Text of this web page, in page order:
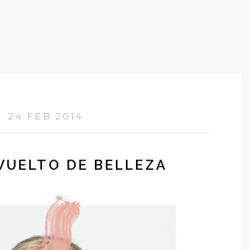
24 FEB 2014
DE BELLEZA